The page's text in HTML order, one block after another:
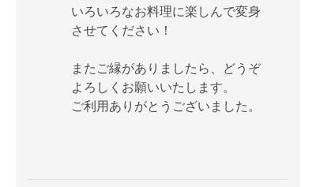
いろいろなお料理に楽しんで変身
させてください！
またご縁がありましたら、どうぞ
よろしくお願いいたします。
ご利用ありがとうございました。